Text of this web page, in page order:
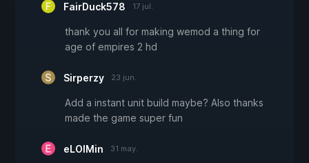
FairDuck578 17 jul.
thank you all for making wemod a thing for
age of empires 2 hd
Sirperzy 23 jun.
Add a instant unit build maybe? Also thanks
made the game super fun
eLOlMin 31 may.